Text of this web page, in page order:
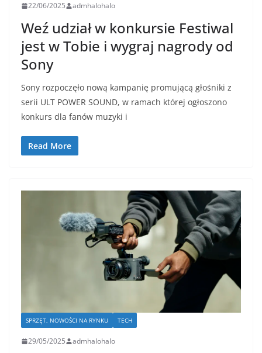
22/06/2025 admhalohalo
Weź udział w konkursie Festiwal
jest w Tobie i wygraj nagrody od
Sony
Sony rozpoczęło nową kampanię promującą głośniki z
serii ULT POWER SOUND, w ramach której ogłoszono
konkurs dla fanów muzyki i
Read More
SPRZĘT, NOWOŚCI NA RYNKU TECH
29/05/2025 admhalohalo